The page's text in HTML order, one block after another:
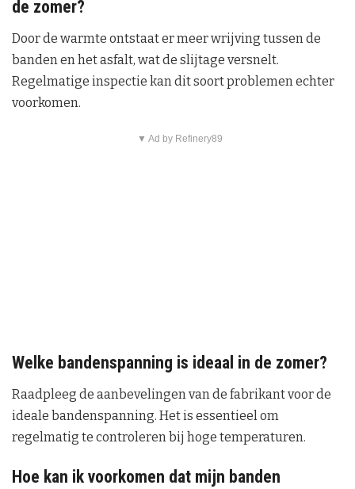
de zomer?
Door de warmte ontstaat er meer wrijving tussen de
banden en het asfalt, wat de slijtage versnelt.
Regelmatige inspectie kan dit soort problemen echter
voorkomen.
▼ Ad by Refinery89
Welke bandenspanning is ideaal in de zomer?
Raadpleeg de aanbevelingen van de fabrikant voor de
ideale bandenspanning. Het is essentieel om
regelmatig te controleren bij hoge temperaturen.
Hoe kan ik voorkomen dat mijn banden